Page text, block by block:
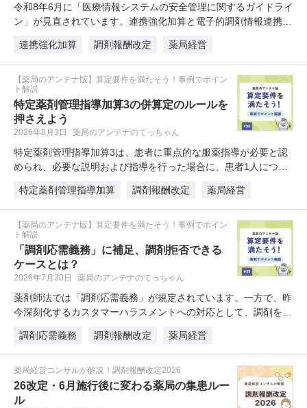
令和8年6月に「医療情報システムの安全管理に関するガイドライ
ン」が見直されています。連携強化加算と電子的調剤情報連携体
連携強化加算
調剤報酬改定 薬局経営
【薬局のアンテナ版】算定要件を満たそう！事例でポイン
ト解説
特定薬剤管理指導加算3の併算定のルールを
押さえよう
2026年8月3日 薬局のアンテナのてっちゃん
特定薬剤管理指導加算3は、患者に重点的な服薬指導が必要と認
められ、必要な説明および指導を行った場合に、患者1人につき
特定薬剤管理指導加算
調剤報酬改定 薬局経営
【薬局のアンテナ版】算定要件を満たそう！事例でポイン
ト解説
「調剤応需義務」に補足、調剤拒否できる
ケースとは？
2026年7月30日 薬局のアンテナのてっちゃん
薬剤師法では「調剤応需義務」が規定されています。一方で、昨
今深刻化するカスタマーハラスメントへの対応として、調剤を断
調剤応需義務
調剤報酬改定 薬局経営
薬局経営コンサルが解説！調剤報酬改定2026
26改定・6月施行後に変わる薬局の集患ルー
ル